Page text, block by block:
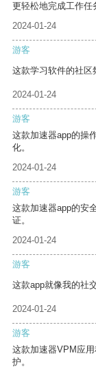
更轻松地完成工作任
2024-01-24
游客
这款学习软件的社区
2024-01-24
游客
这款加速器app的操
化。
2024-01-24
游客
这款加速器app的安
证。
2024-01-24
游客
这款app就像我的社
2024-01-24
游客
这款加速器VPM应
护。